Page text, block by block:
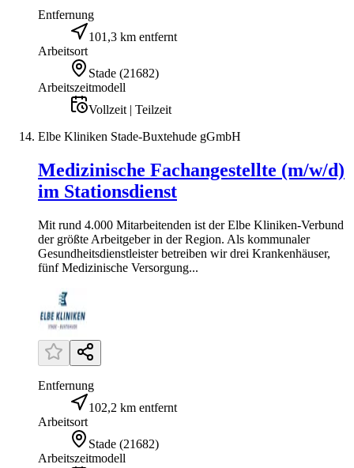
Entfernung
101,3 km entfernt
Arbeitsort
Stade (21682)
Arbeitszeitmodell
Vollzeit | Teilzeit
Elbe Kliniken Stade-Buxtehude gGmbH
Medizinische Fachangestellte (m/w/d)
im Stationsdienst
Mit rund 4.000 Mitarbeitenden ist der Elbe Kliniken-Verbund
der größte Arbeitgeber in der Region. Als kommunaler
Gesundheitsdienstleister betreiben wir drei Krankenhäuser,
fünf Medizinische Versorgung...
Entfernung
102,2 km entfernt
Arbeitsort
Stade (21682)
Arbeitszeitmodell